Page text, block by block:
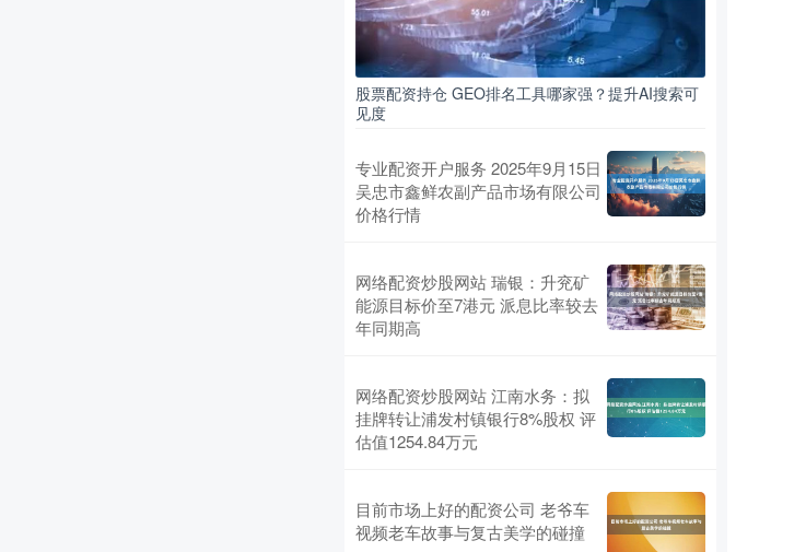
股票配资持仓 GEO排名工具哪家强？提升AI搜索可
见度
专业配资开户服务 2025年9月15日
吴忠市鑫鲜农副产品市场有限公司
价格行情
网络配资炒股网站 瑞银：升兖矿
能源目标价至7港元 派息比率较去
年同期高
网络配资炒股网站 江南水务：拟
挂牌转让浦发村镇银行8%股权 评
估值1254.84万元
目前市场上好的配资公司 老爷车
视频老车故事与复古美学的碰撞